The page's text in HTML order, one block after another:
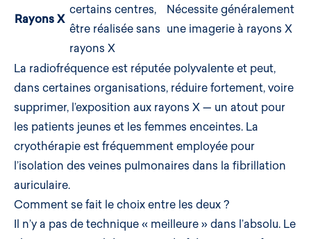
Rayons X
certains centres,
être réalisée sans
rayons X
Nécessite généralement
une imagerie à rayons X
La radiofréquence est réputée polyvalente et peut,
dans certaines organisations, réduire fortement, voire
supprimer, l’exposition aux rayons X — un atout pour
les patients jeunes et les femmes enceintes. La
cryothérapie est fréquemment employée pour
l’isolation des veines pulmonaires dans la fibrillation
auriculaire.
Comment se fait le choix entre les deux ?
Il n’y a pas de technique « meilleure » dans l’absolu. Le